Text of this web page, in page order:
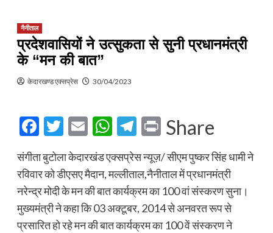
नैनीताल
प्रदेशवासियों ने उत्सुकता से सुनी प्रधानमंत्री
के “मन की बात”
केदारखण्ड एक्सप्रेस 30/04/2023
Facebook
Twitter
EmailWhatsApp
Telegram
Print
Share
संगीता बुटोला केदारखंड एक्सप्रेस न्यूज़/ ‌सीएम पुष्कर सिंह धामी ने
रविवार को डीएसए मैदान, मल्लीताल,नैनीताल में प्रधानमंत्री
नरेन्द्र मोदी के मन की बात कार्यक्रम का 100 वां संस्करण सुना।
मुख्यमंत्री ने कहा कि 03 अक्टूबर, 2014 से अनवरत रूप से
प्रसारित हो रहे मन की बात कार्यक्रम का 100 वें संस्करण ने